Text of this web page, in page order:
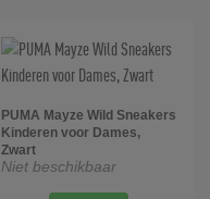
PUMA Mayze Wild Sneakers
Kinderen voor Dames,
Zwart
Niet beschikbaar